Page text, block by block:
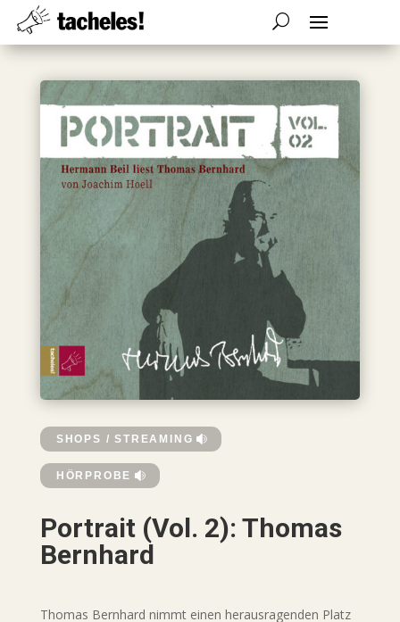
SHOPS / STREAMING
HÖRPROBE
Portrait (Vol. 2): Thomas
Bernhard
Thomas Bernhard nimmt einen herausragenden Platz